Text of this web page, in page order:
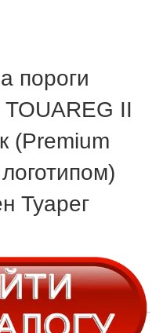
пороги
II
(Premium
Туарег